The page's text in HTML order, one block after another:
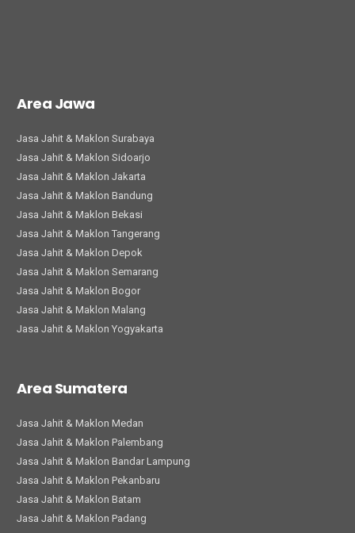
Area Jawa
Jasa Jahit & Maklon Surabaya
Jasa Jahit & Maklon Sidoarjo
Jasa Jahit & Maklon Jakarta
Jasa Jahit & Maklon Bandung
Jasa Jahit & Maklon Bekasi
Jasa Jahit & Maklon Tangerang
Jasa Jahit & Maklon Depok
Jasa Jahit & Maklon Semarang
Jasa Jahit & Maklon Bogor
Jasa Jahit & Maklon Malang
Jasa Jahit & Maklon Yogyakarta
Area Sumatera
Jasa Jahit & Maklon Medan
Jasa Jahit & Maklon Palembang
Jasa Jahit & Maklon Bandar Lampung
Jasa Jahit & Maklon Pekanbaru
Jasa Jahit & Maklon Batam
Jasa Jahit & Maklon Padang